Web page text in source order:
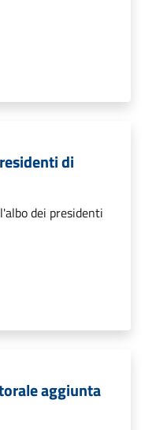
di
dei presidenti
aggiunta